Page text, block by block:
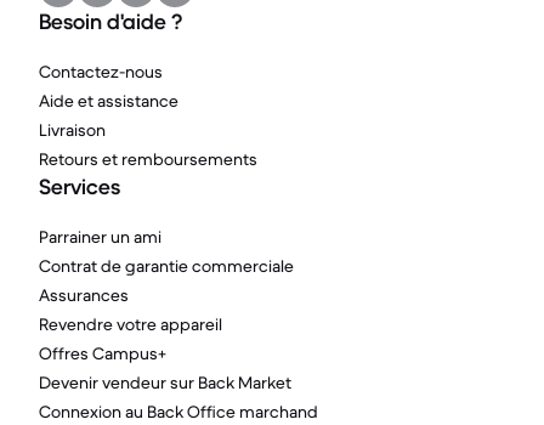
Besoin d'aide ?
Contactez-nous
Aide et assistance
Livraison
Retours et remboursements
Services
Parrainer un ami
Contrat de garantie commerciale
Assurances
Revendre votre appareil
Offres Campus+
Devenir vendeur sur Back Market
Connexion au Back Office marchand